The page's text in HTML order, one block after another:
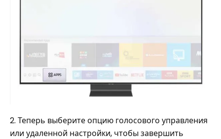
2. Теперь выберите опцию голосового управления
или удаленной настройки, чтобы завершить